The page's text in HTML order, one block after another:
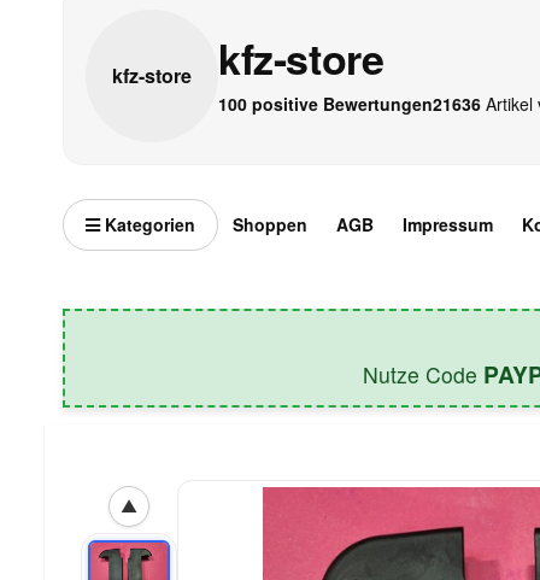
kfz-store kfz-store
100 positive Bewertungen21636 Artikel
Kategorien Shoppen AGB Impressum
Nutze Code
▲